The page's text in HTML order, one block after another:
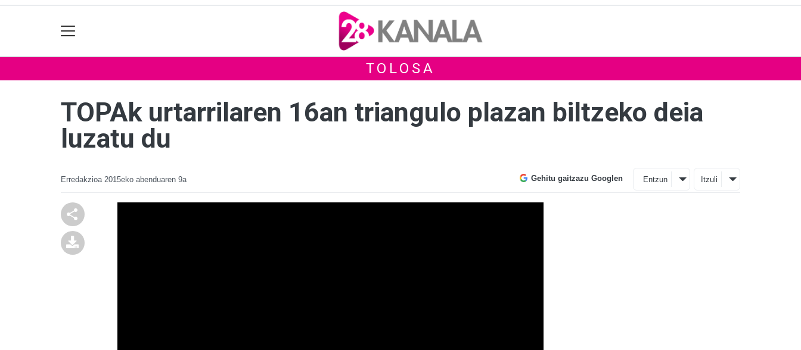
TOLOSA
TOPAk urtarrilaren 16an triangulo plazan biltzeko deia
luzatu du
Erredakzioa 2015eko abenduaren 9a Gehitu gaitzazu Googlen Entzun Itzuli